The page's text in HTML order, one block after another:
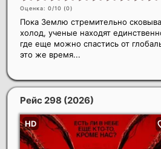
Оценка: 0/10 (0)
Пока Землю стремительно
холод, ученые находят
где еще можно спастись от
это же время...
Рейс 298 (2026)